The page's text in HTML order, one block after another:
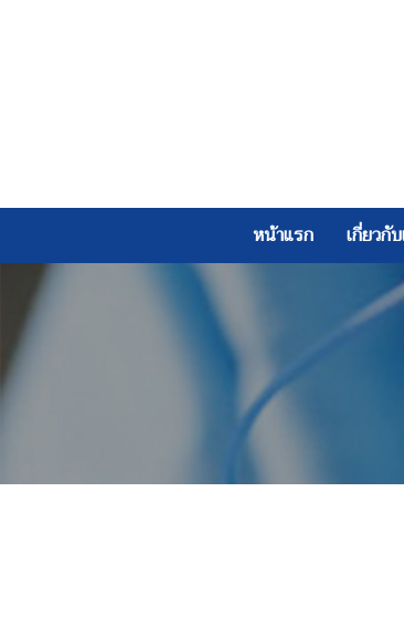
หน้าแรก เกี่ยวกั